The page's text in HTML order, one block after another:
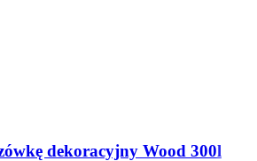
dekoracyjny Wood 300l